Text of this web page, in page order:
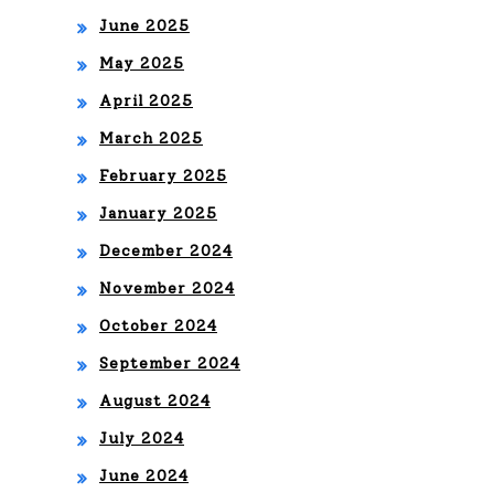
SIÓ
OB
AL
June 2025
May 2025
April 2025
March 2025
February 2025
January 2025
December 2024
November 2024
October 2024
September 2024
August 2024
July 2024
June 2024